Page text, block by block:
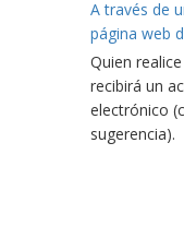
A través de
página web
Quien
recibirá un
electrónico
sugerencia).